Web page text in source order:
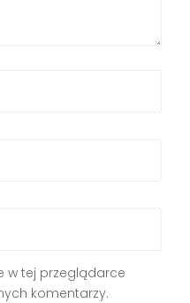
w tej przeglądarce
komentarzy.